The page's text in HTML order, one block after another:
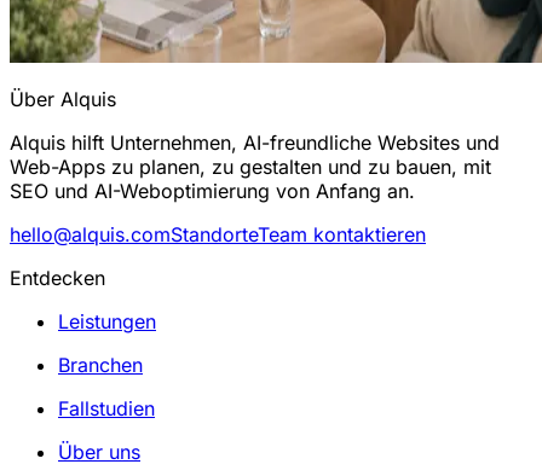
Über Alquis
Alquis hilft Unternehmen, AI-freundliche Websites und
Web-Apps zu planen, zu gestalten und zu bauen, mit
SEO und AI-Weboptimierung von Anfang an.
hello@alquis.comStandorteTeam kontaktieren
Entdecken
Leistungen
Branchen
Fallstudien
Über uns